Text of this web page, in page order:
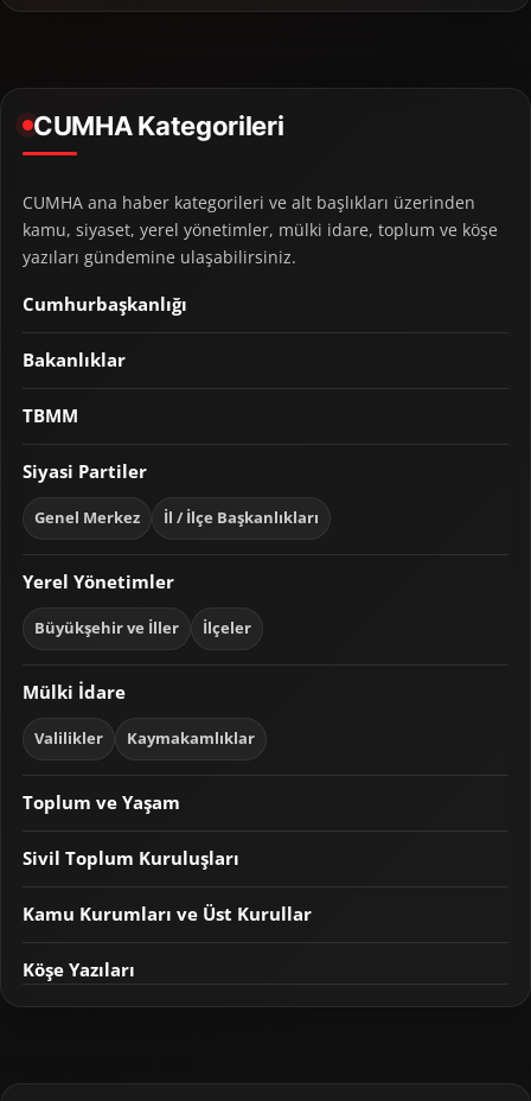
CUMHA Kategorileri
CUMHA ana haber kategorileri ve alt başlıkları üzerinden
kamu, siyaset, yerel yönetimler, mülki idare, toplum ve köşe
yazıları gündemine ulaşabilirsiniz.
Cumhurbaşkanlığı
Bakanlıklar
TBMM
Siyasi Partiler
Genel Merkez İl / İlçe Başkanlıkları
Yerel Yönetimler
Büyükşehir ve İller İlçeler
Mülki İdare
Valilikler Kaymakamlıklar
Toplum ve Yaşam
Sivil Toplum Kuruluşları
Kamu Kurumları ve Üst Kurullar
Köşe Yazıları